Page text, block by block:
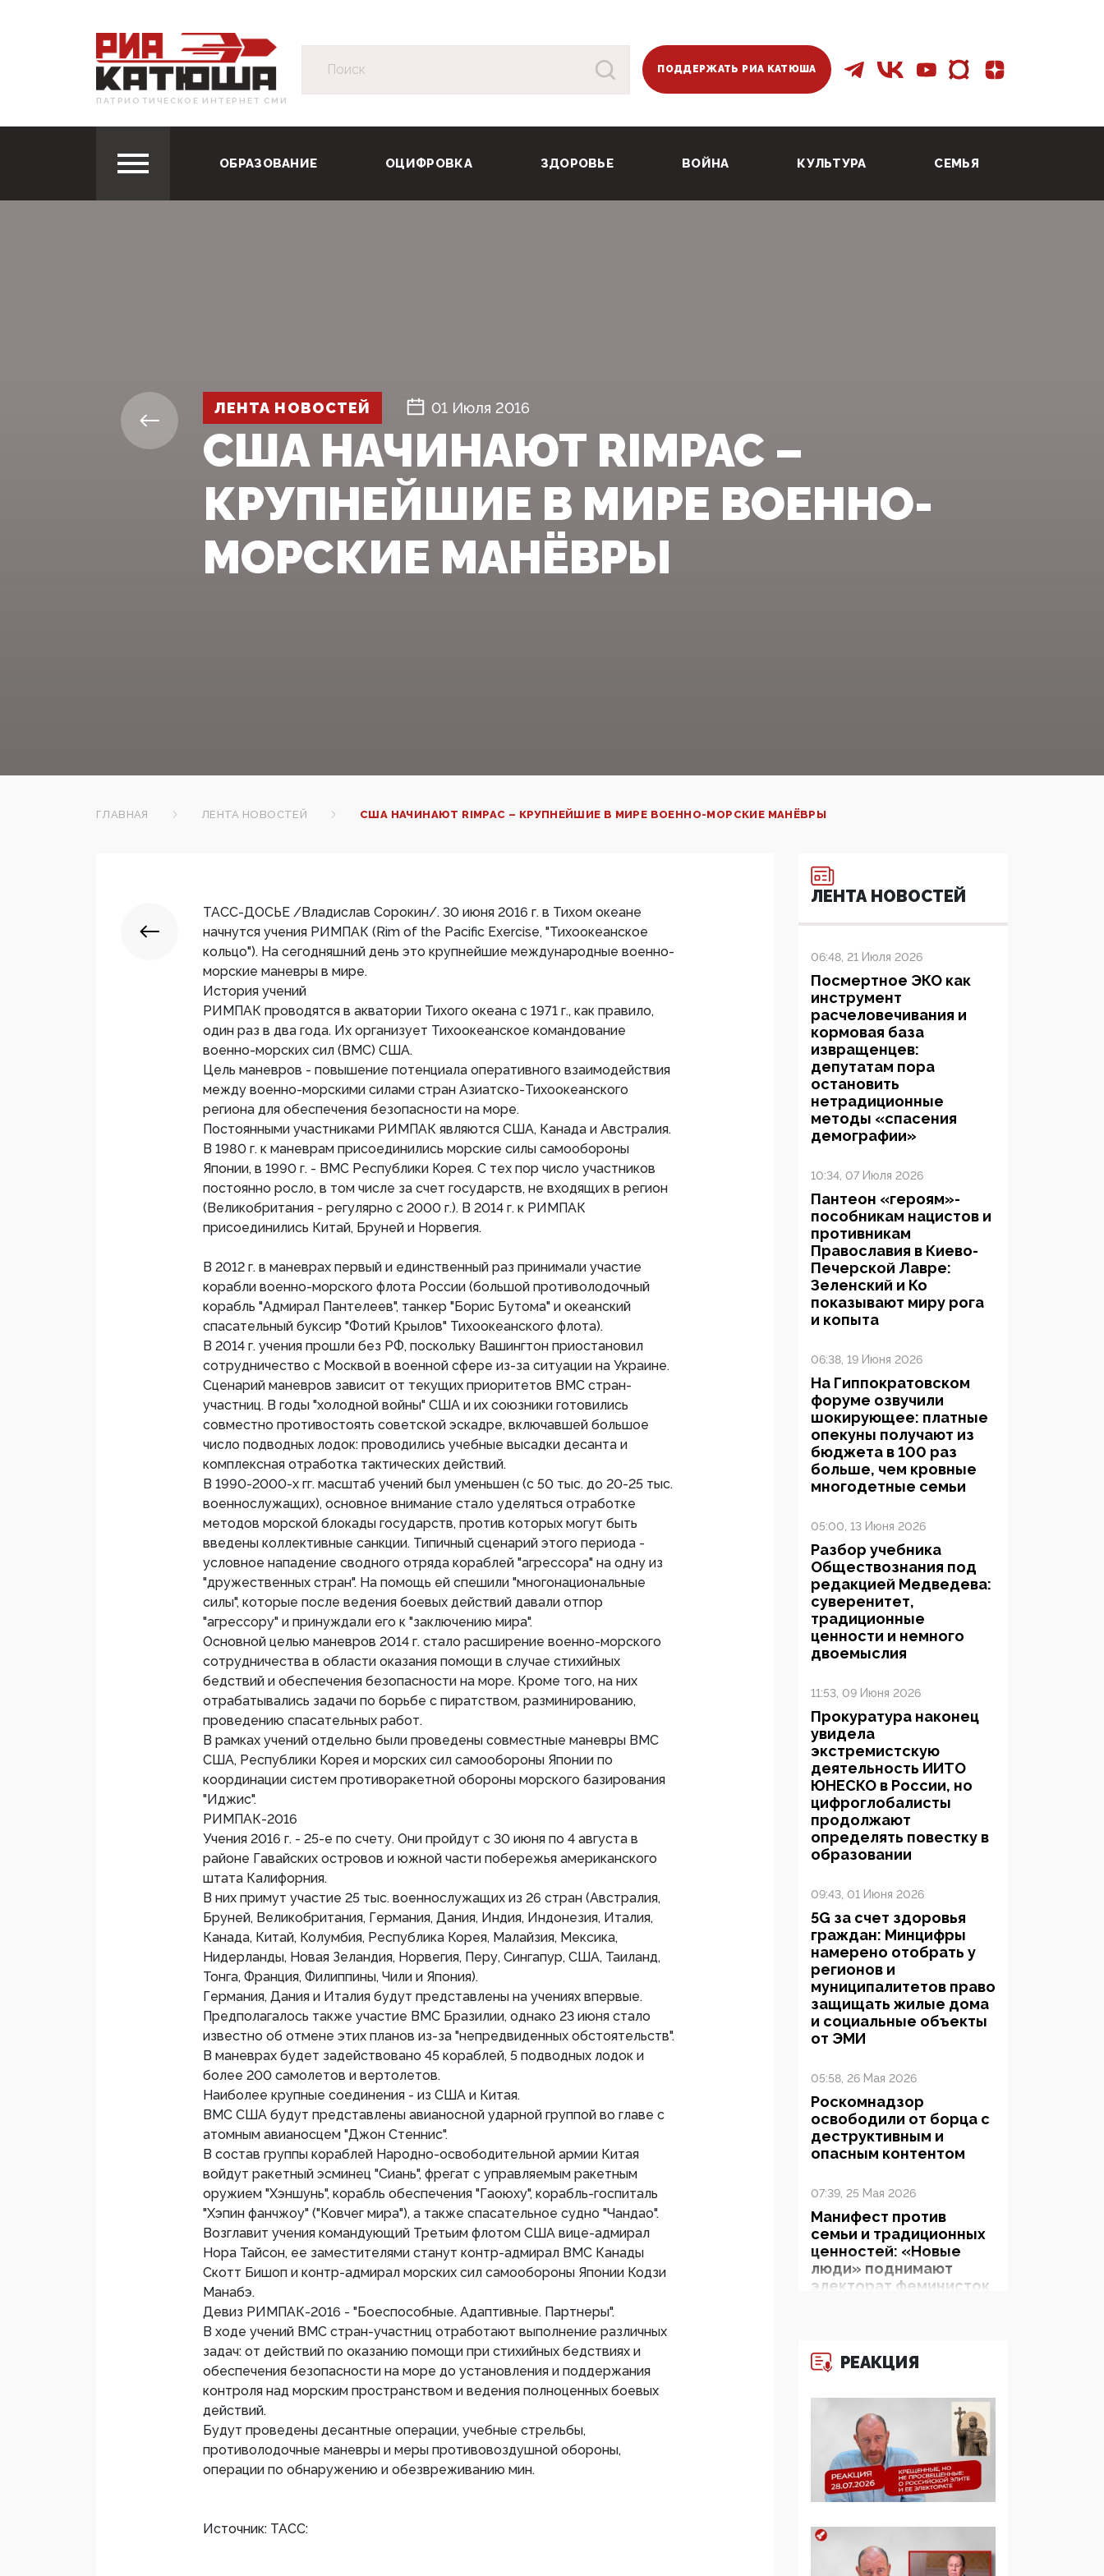
ПАТРИОТИЧЕСКОЕ ИНТЕРНЕТ СМИ
ПОДДЕРЖАТЬ РИА КАТЮША
ОБРАЗОВАНИЕ ОЦИФРОВКА ЗДОРОВЬЕ ВОЙНА КУЛЬТУРА СЕМЬЯ
ЛЕНТА НОВОСТЕЙ 01 Июля 2016
США НАЧИНАЮТ RIMPAC –
КРУПНЕЙШИЕ В МИРЕ ВОЕННО-
МОРСКИЕ МАНЁВРЫ
ГЛАВНАЯ ЛЕНТА НОВОСТЕЙ США НАЧИНАЮТ RIMPAC – КРУПНЕЙШИЕ В МИРЕ ВОЕННО-МОРСКИЕ МАНЁВРЫ
ТАСС-ДОСЬЕ /Владислав Сорокин/. 30 июня 2016 г. в Тихом океане
начнутся учения РИМПАК (Rim of the Pacific Exercise, "Тихоокеанское
кольцо"). На сегодняшний день это крупнейшие международные военно-
морские маневры в мире.
История учений
РИМПАК проводятся в акватории Тихого океана с 1971 г., как правило,
один раз в два года. Их организует Тихоокеанское командование
военно-морских сил (ВМС) США.
Цель маневров - повышение потенциала оперативного взаимодействия
между военно-морскими силами стран Азиатско-Тихоокеанского
региона для обеспечения безопасности на море.
Постоянными участниками РИМПАК являются США, Канада и Австралия.
В 1980 г. к маневрам присоединились морские силы самообороны
Японии, в 1990 г. - ВМС Республики Корея. С тех пор число участников
постоянно росло, в том числе за счет государств, не входящих в регион
(Великобритания - регулярно с 2000 г.). В 2014 г. к РИМПАК
присоединились Китай, Бруней и Норвегия.
В 2012 г. в маневрах первый и единственный раз принимали участие
корабли военно-морского флота России (большой противолодочный
корабль "Адмирал Пантелеев", танкер "Борис Бутома" и океанский
спасательный буксир "Фотий Крылов" Тихоокеанского флота).
В 2014 г. учения прошли без РФ, поскольку Вашингтон приостановил
сотрудничество с Москвой в военной сфере из-за ситуации на Украине.
Сценарий маневров зависит от текущих приоритетов ВМС стран-
участниц. В годы "холодной войны" США и их союзники готовились
совместно противостоять советской эскадре, включавшей большое
число подводных лодок: проводились учебные высадки десанта и
комплексная отработка тактических действий.
В 1990-2000-х гг. масштаб учений был уменьшен (с 50 тыс. до 20-25 тыс.
военнослужащих), основное внимание стало уделяться отработке
методов морской блокады государств, против которых могут быть
введены коллективные санкции. Типичный сценарий этого периода -
условное нападение сводного отряда кораблей "агрессора" на одну из
"дружественных стран". На помощь ей спешили "многонациональные
силы", которые после ведения боевых действий давали отпор
"агрессору" и принуждали его к "заключению мира".
Основной целью маневров 2014 г. стало расширение военно-морского
сотрудничества в области оказания помощи в случае стихийных
бедствий и обеспечения безопасности на море. Кроме того, на них
отрабатывались задачи по борьбе с пиратством, разминированию,
проведению спасательных работ.
В рамках учений отдельно были проведены совместные маневры ВМС
США, Республики Корея и морских сил самообороны Японии по
координации систем противоракетной обороны морского базирования
"Иджис".
РИМПАК-2016
Учения 2016 г. - 25-е по счету. Они пройдут с 30 июня по 4 августа в
районе Гавайских островов и южной части побережья американского
штата Калифорния.
В них примут участие 25 тыс. военнослужащих из 26 стран (Австралия,
Бруней, Великобритания, Германия, Дания, Индия, Индонезия, Италия,
Канада, Китай, Колумбия, Республика Корея, Малайзия, Мексика,
Нидерланды, Новая Зеландия, Норвегия, Перу, Сингапур, США, Таиланд,
Тонга, Франция, Филиппины, Чили и Япония).
Германия, Дания и Италия будут представлены на учениях впервые.
Предполагалось также участие ВМС Бразилии, однако 23 июня стало
известно об отмене этих планов из-за "непредвиденных обстоятельств".
В маневрах будет задействовано 45 кораблей, 5 подводных лодок и
более 200 самолетов и вертолетов.
Наиболее крупные соединения - из США и Китая.
ВМС США будут представлены авианосной ударной группой во главе с
атомным авианосцем "Джон Стеннис".
В состав группы кораблей Народно-освободительной армии Китая
войдут ракетный эсминец "Сиань", фрегат с управляемым ракетным
оружием "Хэншунь", корабль обеспечения "Гаоюху", корабль-госпиталь
"Хэпин фанчжоу" ("Ковчег мира"), а также спасательное судно "Чандао".
Возглавит учения командующий Третьим флотом США вице-адмирал
Нора Тайсон, ее заместителями станут контр-адмирал ВМС Канады
Скотт Бишоп и контр-адмирал морских сил самообороны Японии Кодзи
Манабэ.
Девиз РИМПАК-2016 - "Боеспособные. Адаптивные. Партнеры".
В ходе учений ВМС стран-участниц отработают выполнение различных
задач: от действий по оказанию помощи при стихийных бедствиях и
обеспечения безопасности на море до установления и поддержания
контроля над морским пространством и ведения полноценных боевых
действий.
Будут проведены десантные операции, учебные стрельбы,
противолодочные маневры и меры противовоздушной обороны,
операции по обнаружению и обезвреживанию мин.
Источник: ТАСС:
ЛЕНТА НОВОСТЕЙ
06:48, 21 Июля 2026
Посмертное ЭКО как
инструмент
расчеловечивания и
кормовая база
извращенцев:
депутатам пора
остановить
нетрадиционные
методы «спасения
демографии»
10:34, 07 Июля 2026
Пантеон «героям»-
пособникам нацистов и
противникам
Православия в Киево-
Печерской Лавре:
Зеленский и Ко
показывают миру рога
и копыта
06:38, 19 Июня 2026
На Гиппократовском
форуме озвучили
шокирующее: платные
опекуны получают из
бюджета в 100 раз
больше, чем кровные
многодетные семьи
05:00, 13 Июня 2026
Разбор учебника
Обществознания под
редакцией Медведева:
суверенитет,
традиционные
ценности и немного
двоемыслия
11:53, 09 Июня 2026
Прокуратура наконец
увидела
экстремистскую
деятельность ИИТО
ЮНЕСКО в России, но
цифроглобалисты
продолжают
определять повестку в
образовании
09:43, 01 Июня 2026
5G за счет здоровья
граждан: Минцифры
намерено отобрать у
регионов и
муниципалитетов право
защищать жилые дома
и социальные объекты
от ЭМИ
05:58, 26 Мая 2026
Роскомнадзор
освободили от борца с
деструктивным и
опасным контентом
07:39, 25 Мая 2026
Манифест против
семьи и традиционных
ценностей: «Новые
люди» поднимают
электорат феминисток
05:08, 15 Мая 2026
Эзотерика,
инфоцыганство и
лженаука под ширмой
защиты традиционных
ценностей: кто и с чем
выступал на форуме
«Россия 809. Традиции
09:40, 06 Мая 2026
РЕАКЦИЯ